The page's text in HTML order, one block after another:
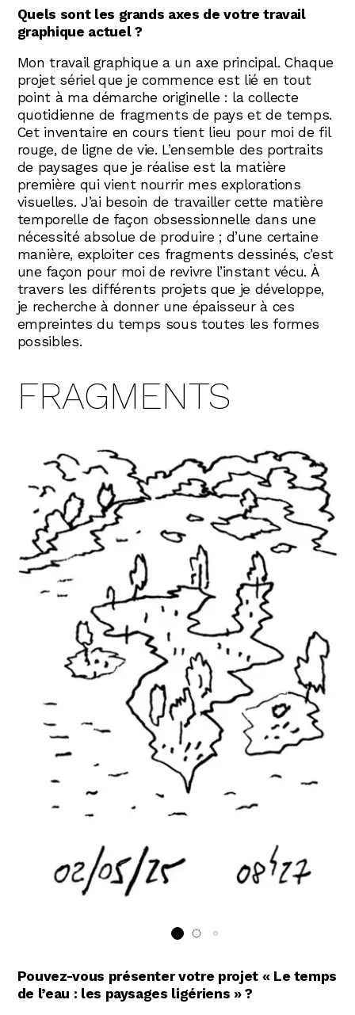
Quels sont les grands axes de votre travail
graphique actuel ?
Mon travail graphique a un axe principal. Chaque
projet sériel que je commence est lié en tout
point à ma démarche originelle : la collecte
quotidienne de fragments de pays et de temps.
Cet inventaire en cours tient lieu pour moi de fil
rouge, de ligne de vie. L’ensemble des portraits
de paysages que je réalise est la matière
première qui vient nourrir mes explorations
visuelles. J’ai besoin de travailler cette matière
temporelle de façon obsessionnelle dans une
nécessité absolue de produire ; d’une certaine
manière, exploiter ces fragments dessinés, c’est
une façon pour moi de revivre l’instant vécu. À
travers les différents projets que je développe,
je recherche à donner une épaisseur à ces
empreintes du temps sous toutes les formes
possibles.
FRAGMENTS
Pouvez-vous présenter votre projet « Le temps
de l’eau : les paysages ligériens » ?